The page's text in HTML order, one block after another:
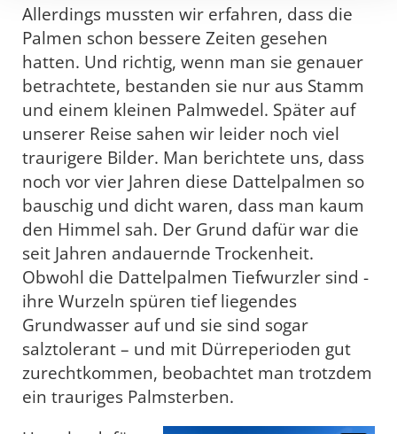
Allerdings mussten wir erfahren, dass die
Palmen schon bessere Zeiten gesehen
hatten. Und richtig, wenn man sie genauer
betrachtete, bestanden sie nur aus Stamm
und einem kleinen Palmwedel. Später auf
unserer Reise sahen wir leider noch viel
traurigere Bilder. Man berichtete uns, dass
noch vor vier Jahren diese Dattelpalmen so
bauschig und dicht waren, dass man kaum
den Himmel sah. Der Grund dafür war die
seit Jahren andauernde Trockenheit.
Obwohl die Dattelpalmen Tiefwurzler sind -
ihre Wurzeln spüren tief liegendes
Grundwasser auf und sie sind sogar
salztolerant – und mit Dürreperioden gut
zurechtkommen, beobachtet man trotzdem
ein trauriges Palmsterben.